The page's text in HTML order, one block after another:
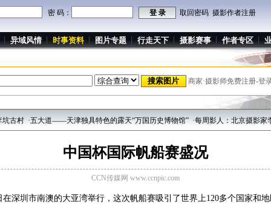
密 码： 取回密码 摄影作者注册
异域风情 时事资料 图片专题 行走天下 摄影赛事 作者专区
商家·摄影师免费注册-登
·五大道——天津独具特色的露天“万国历史博物馆” ·每周影人：北京摄影家李丹 ·
中国杯国际帆船赛盛况
CCN传媒网 www.ccnpic.com
圳市南澳的大亚湾举行，这次帆船赛吸引了世界上120多个国家和